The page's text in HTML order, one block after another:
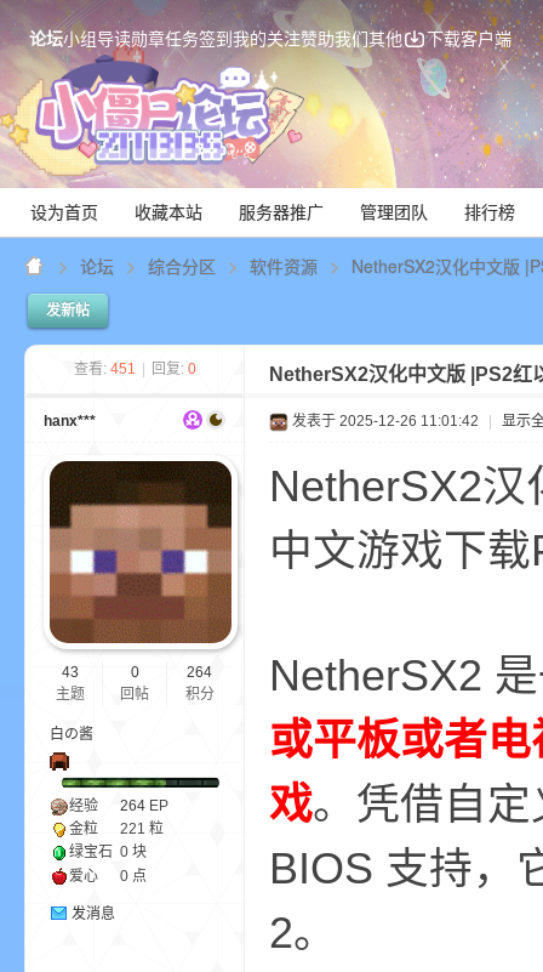
论坛小组导读勋章任务签到我的关注赞助我们其他 下载客户端
设为首页 收藏本站 服务器推广 管理团队 排行榜
论坛 综合分区 软件资源 NetherSX2汉化中文版
发新帖
查看: 451 回复: 0 NetherSX2汉化中文版 |PS2红
hanx***
43
主题
0
回帖
264
积分
白の酱
经验 264 EP
金粒
221 粒
绿宝石 0 块
爱心
0 点
发消息
发表于 2025-12-26 11:01:42 显示
NetherSX2汉
中文游戏下
NetherSX2
或平板或者
戏。凭借自
BIOS 支持，
2。